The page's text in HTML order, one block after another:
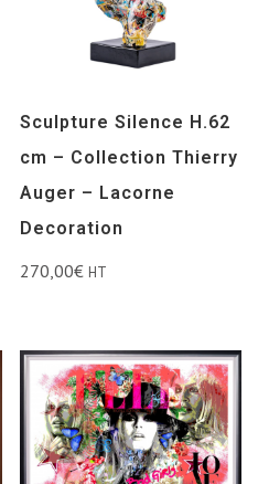
Sculpture Silence H.62
cm – Collection Thierry
Auger – Lacorne
Decoration
270,00€ HT